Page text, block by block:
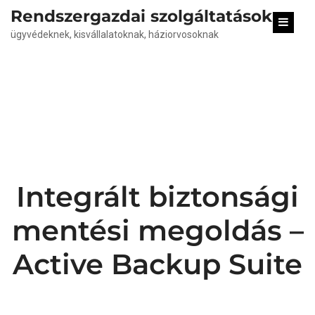
Rendszergazdai szolgáltatások
ügyvédeknek, kisvállalatoknak, háziorvosoknak
Integrált biztonsági
mentési megoldás –
Active Backup Suite